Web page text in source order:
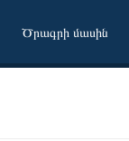
Ծրագրի մասին